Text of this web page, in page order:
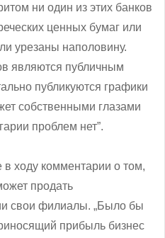
ни один из этих банков
ценных бумаг или
урезаны наполовину.
являются публичным
публикуются графики
собственными глазами
проблем нет”.
в ходу комментарии о том,
продать
свои филиалы. „Было бы
прибыль бизнес